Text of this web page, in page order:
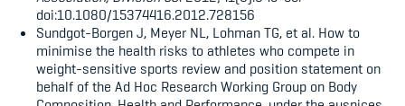
doi:10.1080/15374416.2012.728156
Sundgot-Borgen J, Meyer NL, Lohman TG, et al. How to
minimise the health risks to athletes who compete in
weight-sensitive sports review and position statement on
behalf of the Ad Hoc Research Working Group on Body